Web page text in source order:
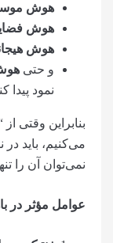
هوش
هوش
هوش
و حتی
نمود پیدا
بنابراین وقتی
می‌کنیم، باید
نمی‌توان آن را
عوامل مؤثر در